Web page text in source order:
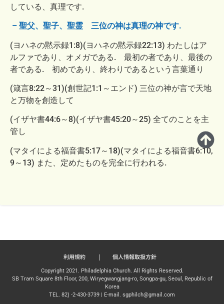
している、真理です.
– 聖父、聖子、聖霊 三位の神は真理の神です.
(ヨハネの黙示録1:8)(ヨハネの黙示録22:13) わたしはア
ルファであり、オメガである. 最初の者であり、最後の
者である. 初めであり、終わりであるという言葉通り
(箴言8:22～31)(創世記1:1～エンド) 三位の神が言で天地
と万物を創造して
(イザヤ書44:6～8)(イザヤ書45:20～25) 全てのことを主
管し
(マタイによる福音書5:17～18)(マタイによる福音書6:10,
9～13) また、定めたものを完全に行われる.
利用規約 | 個人情報取扱方針
Copyright 2021. Philadelphia Church. All Rights Reserved.
SB Tram Square 8th Floor, 200, Wiryegwangjang-ro, Songpa-gu, Seoul, Republic of
Korea
TEL. 82) -2-430-3739 | E-mail. sgphilch@gmail.com